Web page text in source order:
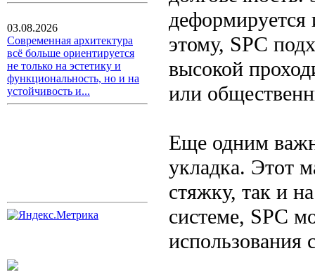
03.08.2026
Современная архитектура
всё больше ориентируется
не только на эстетику и
функциональность, но и на
устойчивость и...
деформируется
этому, SPC
высокой
или
Еще одним
укладка. Этот
стяжку, так и
системе, SPC
использования